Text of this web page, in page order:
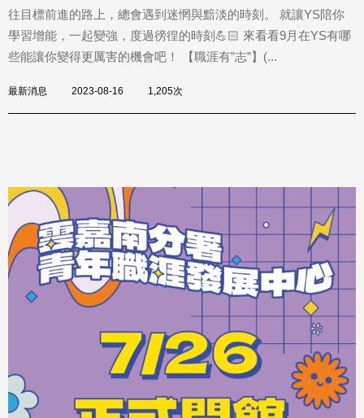
往目標前進的路上，總會遇到迷惘與黯淡的時刻。 就讓YS陪你
學習增能，一起變強，度過徬徨的時刻💪🏻 來看看9月在YS有哪
些能讓你變得更厲害的機會吧！ 【職涯有”志”】(...
最新消息 2023-08-16 1,205次